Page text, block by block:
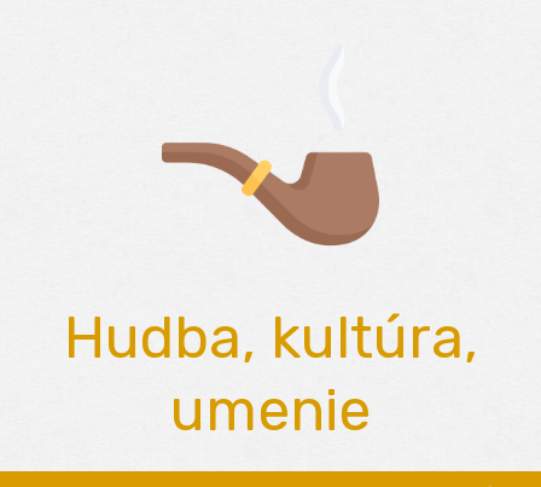
Hudba, kultúra,
umenie